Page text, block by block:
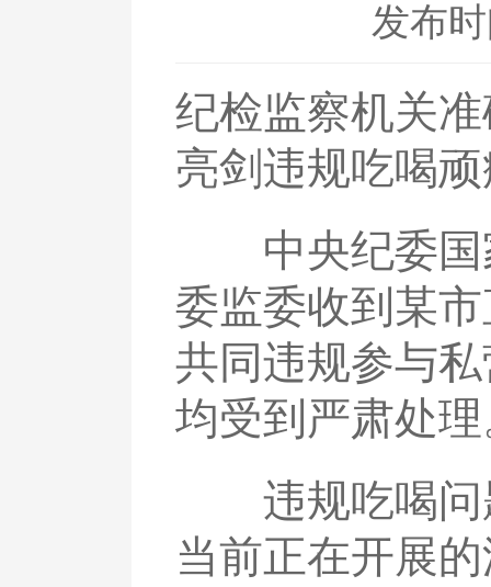
发布
纪检监察机关
亮剑违规吃喝
中央纪委国
委监委收到某
共同违规参与
均受到严肃处
违规吃喝问
当前正在开展